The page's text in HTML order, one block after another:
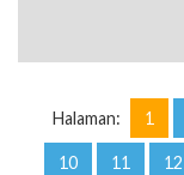
Halaman: 1
10 11 12